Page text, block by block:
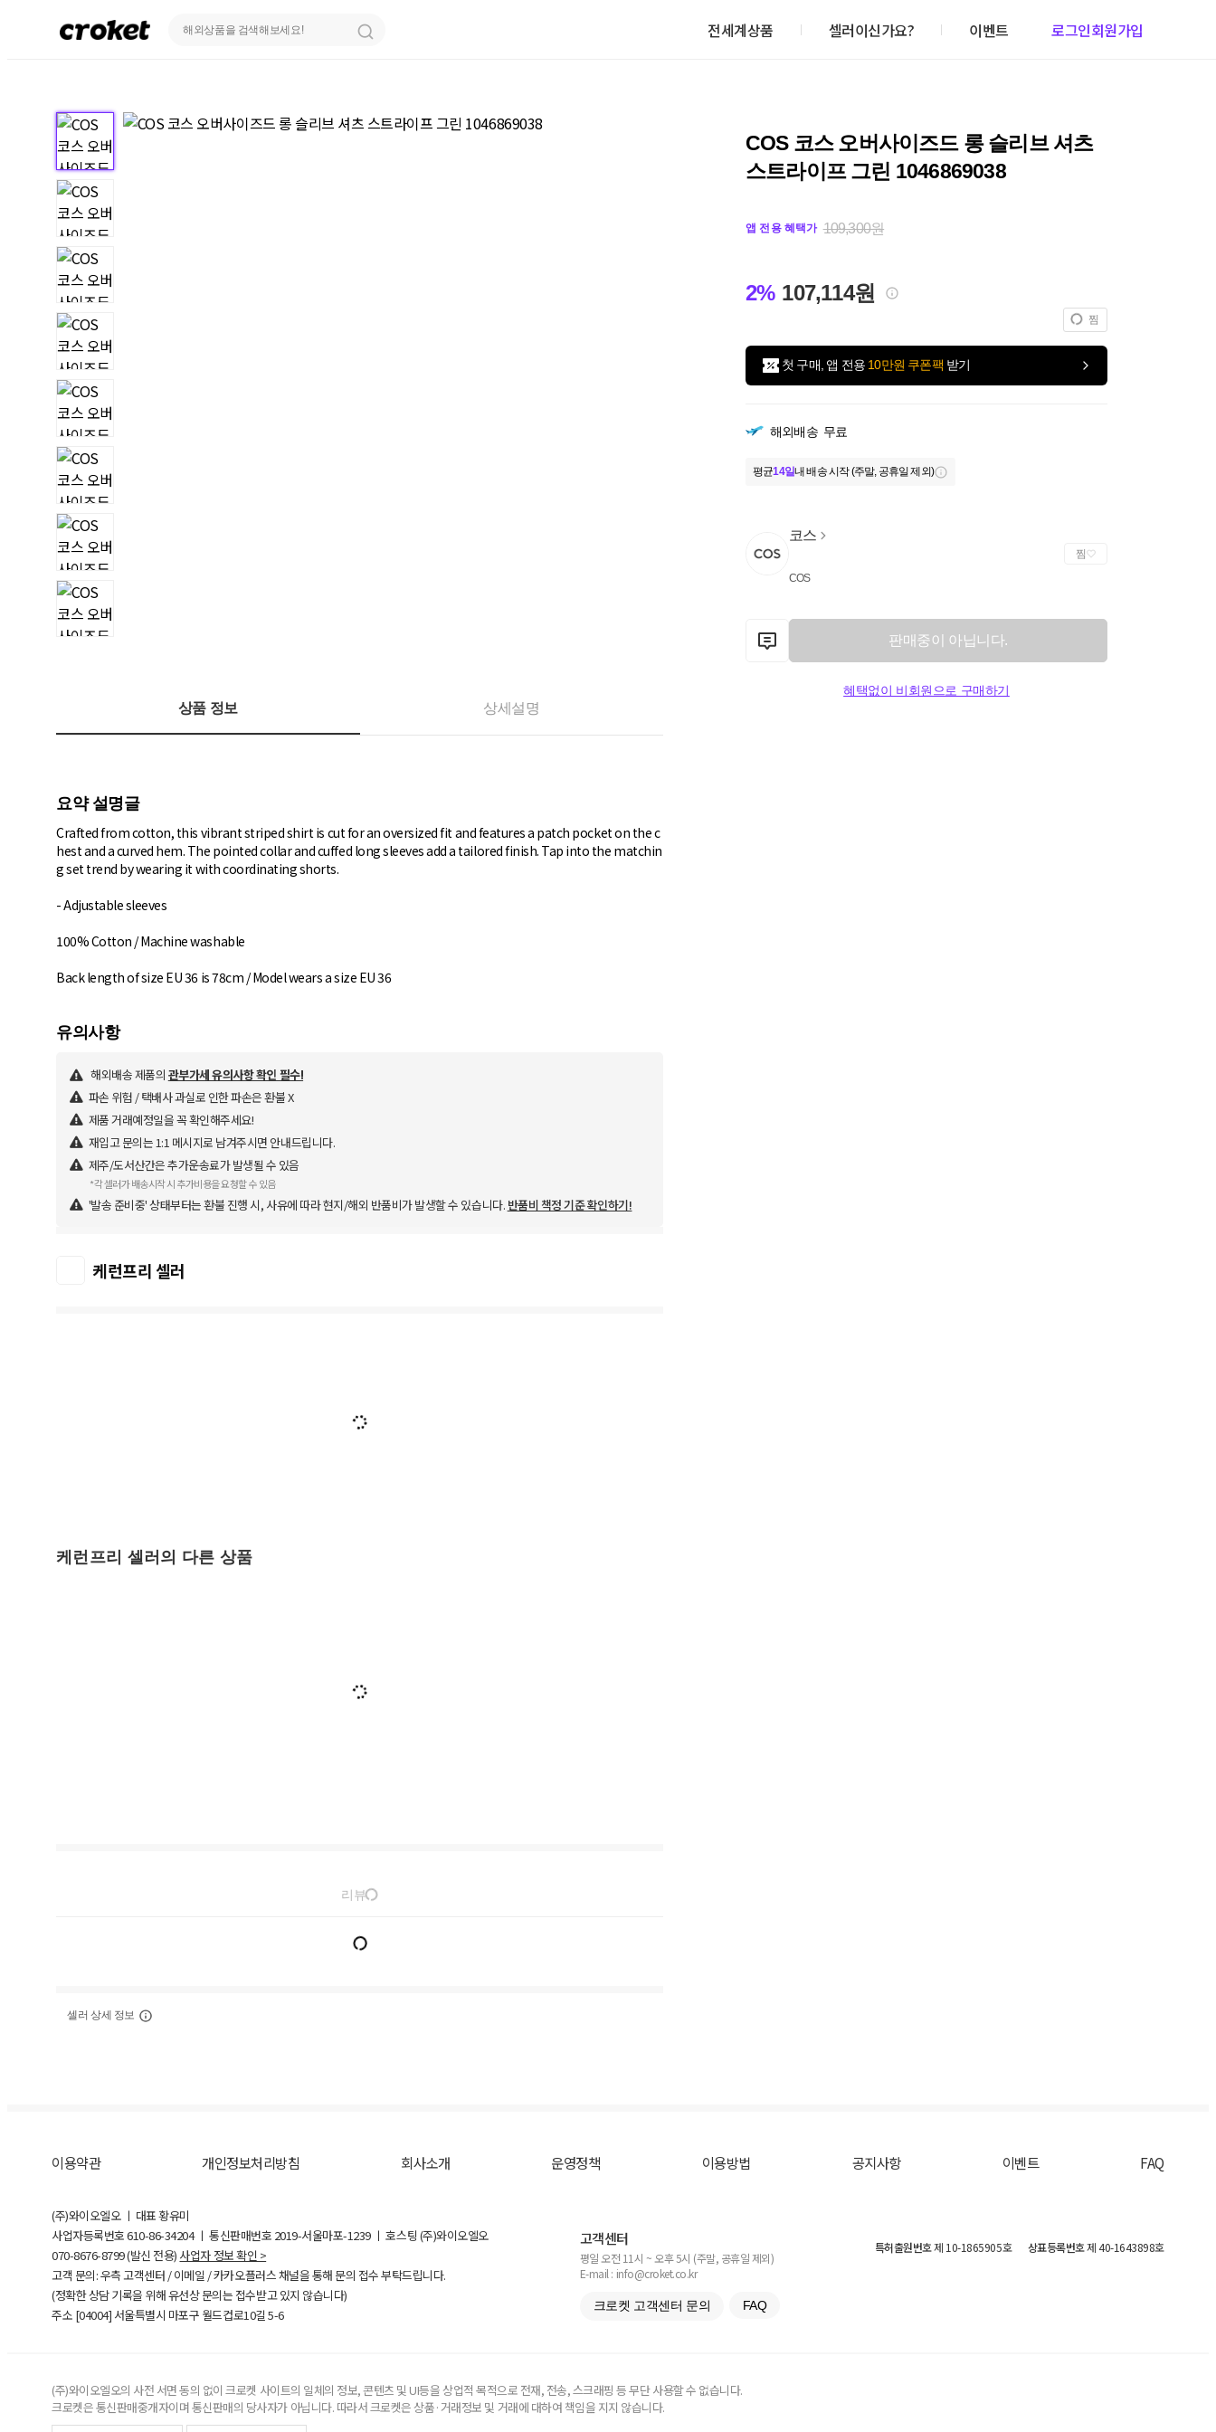
전세계상품 셀러이신가요? 이벤트 로그인회원가입
COS 코스 오버사이즈드 롱 슬리브 셔츠
스트라이프 그린 1046869038
앱 전용 혜택가 109,300원
2% 107,114원
찜
첫 구매, 앱 전용 10만원 쿠폰팩 받기
해외배송 무료
평균14일내 배송 시작 (주말, 공휴일 제외)
코스
COS
찜
판매중이 아닙니다.
혜택없이 비회원으로 구매하기
상품 정보 상세설명
요약 설명글
Crafted from cotton, this vibrant striped shirt is cut for an oversized fit and features a patch pocket on the c
hest and a curved hem. The pointed collar and cuffed long sleeves add a tailored finish. Tap into the matchin
g set trend by wearing it with coordinating shorts.
- Adjustable sleeves
100% Cotton / Machine washable
Back length of size EU 36 is 78cm / Model wears a size EU 36
유의사항
해외배송 제품의 관부가세 유의사항 확인 필수!
파손 위험 / 택배사 과실로 인한 파손은 환불 X
제품 거래예정일을 꼭 확인해주세요!
재입고 문의는 1:1 메시지로 남겨주시면 안내드립니다.
제주/도서산간은 추가운송료가 발생될 수 있음
*각 셀러가 배송시작 시 추가비용을 요청할 수 있음
'발송 준비중' 상태부터는 환불 진행 시, 사유에 따라 현지/해외 반품비가 발생할 수 있습니다. 반품비 책정 기준 확인하기!
케런프리 셀러
케런프리 셀러의 다른 상품
리뷰
셀러 상세 정보
이용약관 개인정보처리방침 회사소개 운영정책 이용방법 공지사항 이벤트 FAQ
(주)와이오엘오 ㅣ 대표 황유미
사업자등록번호610-86-34204ㅣ 통신판매번호 2019-서울마포-1239 ㅣ 호스팅 (주)와이오엘오
070-8676-8799 (발신 전용) 사업자 정보 확인 >
고객 문의: 우측 고객센터 / 이메일 / 카카오플러스 채널을 통해 문의 접수 부탁드립니다.
(정확한 상담 기록을 위해 유선상 문의는 접수받고 있지 않습니다)
주소 [04004] 서울특별시 마포구 월드컵로10길5-6
고객센터
평일 오전 11시 ~ 오후 5시 (주말, 공휴일 제외)
E-mail : info@croket.co.kr
크로켓 고객센터 문의 FAQ
특허출원번호제 10-1865905호 상표등록번호제 40-1643898호
(주)와이오엘오의 사전 서면 동의 없이 크로켓 사이트의 일체의 정보, 콘텐츠 및 UI등을 상업적 목적으로 전재, 전송, 스크래핑 등 무단 사용할 수 없습니다.
크로켓은 통신판매중개자이며 통신판매의 당사자가 아닙니다. 따라서 크로켓은 상품·거래정보 및 거래에 대하여 책임을 지지 않습니다.